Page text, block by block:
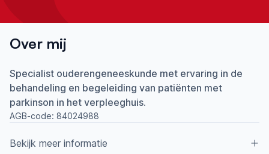
Over mij
Specialist ouderengeneeskunde met ervaring in de
behandeling en begeleiding van patiënten met
parkinson in het verpleeghuis.
AGB-code: 84024988
Bekijk meer informatie